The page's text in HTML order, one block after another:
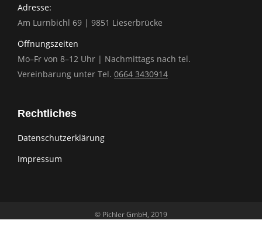
Adresse:
Am Lurnbichl 69 | 9851 Lieserbrücke
Öffnungszeiten
Mo–Fr von 8–12 Uhr | Nachmittags nach tel.
Vereinbarung unter Tel. 0664 3430914
Rechtliches
Datenschutzerklärung
Impressum
© Pichler GmbH, 2019